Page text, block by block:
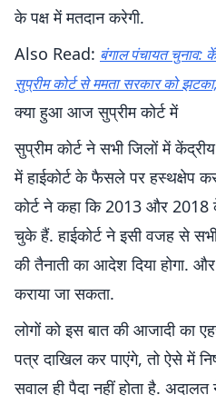
के पक्ष में मतदान करेगी.
Also Read: बंगाल पंचायत चुनाव:
सुप्रीम कोर्ट से ममता सरकार को
क्या हुआ आज सुप्रीम कोर्ट में
सुप्रीम कोर्ट ने सभी जिलों में
में हाईकोर्ट के फैसले पर हस्थक्षेप
कोर्ट ने कहा कि 2013 और 2018
चुके हैं. हाईकोर्ट ने इसी वजह से
की तैनाती का आदेश दिया होगा.
कराया जा सकता.
लोगों को इस बात की आजादी का
पत्र दाखिल कर पाएंगे, तो ऐसे में
सवाल ही पैदा नहीं होता है.